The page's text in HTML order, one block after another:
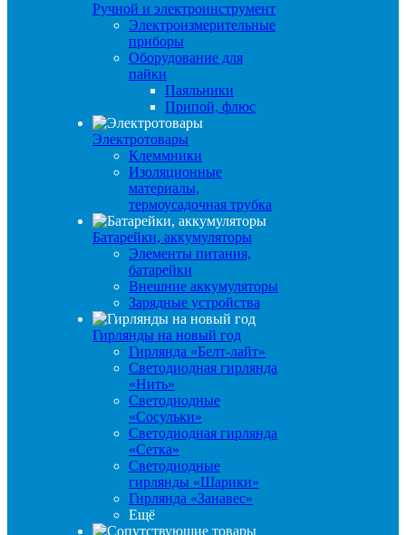
Ручной и электроинструмент
Электроизмерительные
приборы
Оборудование для
пайки
Паяльники
Припой, флюс
Электротовары
Клеммники
Изоляционные
материалы,
термоусадочная трубка
Батарейки, аккумуляторы
Элементы питания,
батарейки
Внешние аккумуляторы
Зарядные устройства
Гирлянды на новый год
Гирлянда «Белт-лайт»
Светодиодная гирлянда
«Нить»
Светодиодные
«Сосульки»
Светодиодная гирлянда
«Сетка»
Светодиодные
гирлянды «Шарики»
Гирлянда «Занавес»
Ещё